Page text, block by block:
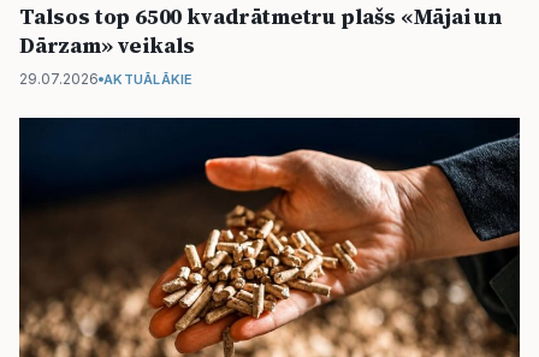
Talsos top 6500 kvadrātmetru plašs «Mājai un
Dārzam» veikals
29.07.2026 AKTUĀLĀKIE